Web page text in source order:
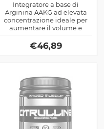
Integratore a base di
Arginina AAKG ad elevata
concentrazione ideale per
aumentare il volume e
crescita muscolare, prodotto
dalla Olimp
€46,89